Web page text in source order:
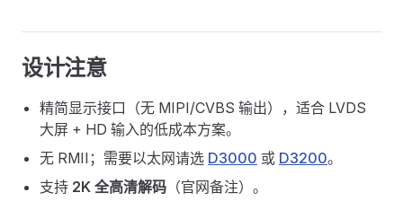
设计注意
精简显示接口（无 MIPI/CVBS 输出），适合 LVDS
大屏 + HD 输入的低成本方案。
无 RMII；需要以太网请选 D3000 或 D3200。
支持 2K 全高清解码 （官网备注）。